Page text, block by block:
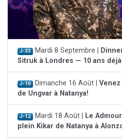
J-33 Mardi 8 Septembre |
Sitruk à Londres — 10 ans déjà
J-10 Dimanche 16 Août |
de Ungvar à Natanya!
J-12 Mardi 18 Août | Le
plein Kikar de Natanya à